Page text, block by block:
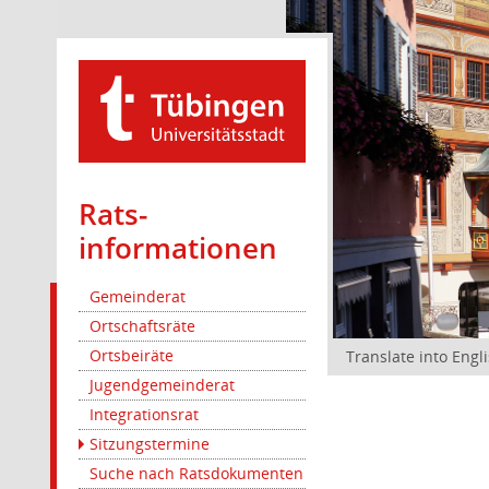
Rats­
informationen
Gemeinderat
Ortschaftsräte
Ortsbeiräte
Jugendgemeinderat
Integrationsrat
Sitzungstermine
Suche nach Ratsdokumenten
Translate into